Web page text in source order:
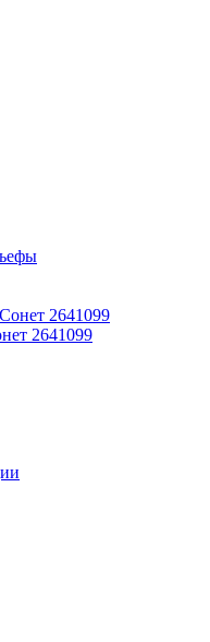
2641099